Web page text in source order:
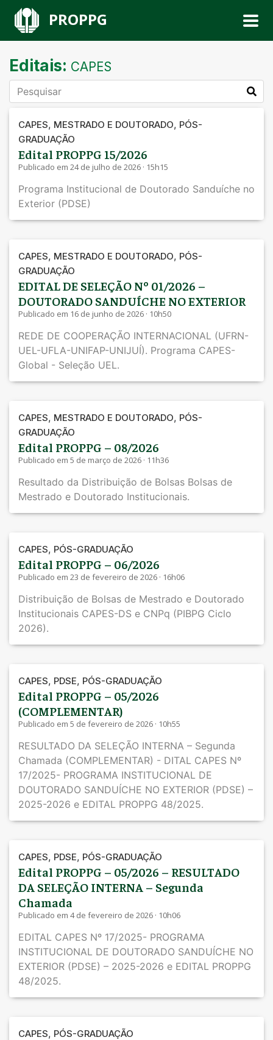
PROPPG
Editais: CAPES
CAPES, MESTRADO E DOUTORADO, PÓS-
GRADUAÇÃO
Edital PROPPG 15/2026
Publicado em 24 de julho de 2026 · 15h15
Programa Institucional de Doutorado Sanduíche no
Exterior (PDSE)
CAPES, MESTRADO E DOUTORADO, PÓS-
GRADUAÇÃO
EDITAL DE SELEÇÃO Nº 01/2026 –
DOUTORADO SANDUÍCHE NO EXTERIOR
Publicado em 16 de junho de 2026 · 10h50
REDE DE COOPERAÇÃO INTERNACIONAL (UFRN-
UEL-UFLA-UNIFAP-UNIJUÍ). Programa CAPES-
Global - Seleção UEL.
CAPES, MESTRADO E DOUTORADO, PÓS-
GRADUAÇÃO
Edital PROPPG – 08/2026
Publicado em 5 de março de 2026 · 11h36
Resultado da Distribuição de Bolsas Bolsas de
Mestrado e Doutorado Institucionais.
CAPES, PÓS-GRADUAÇÃO
Edital PROPPG – 06/2026
Publicado em 23 de fevereiro de 2026 · 16h06
Distribuição de Bolsas de Mestrado e Doutorado
Institucionais CAPES-DS e CNPq (PIBPG Ciclo
2026).
CAPES, PDSE, PÓS-GRADUAÇÃO
Edital PROPPG – 05/2026
(COMPLEMENTAR)
Publicado em 5 de fevereiro de 2026 · 10h55
RESULTADO DA SELEÇÃO INTERNA – Segunda
Chamada (COMPLEMENTAR) - DITAL CAPES Nº
17/2025- PROGRAMA INSTITUCIONAL DE
DOUTORADO SANDUÍCHE NO EXTERIOR (PDSE) –
2025-2026 e EDITAL PROPPG 48/2025.
CAPES, PDSE, PÓS-GRADUAÇÃO
Edital PROPPG – 05/2026 – RESULTADO
DA SELEÇÃO INTERNA – Segunda
Chamada
Publicado em 4 de fevereiro de 2026 · 10h06
EDITAL CAPES Nº 17/2025- PROGRAMA
INSTITUCIONAL DE DOUTORADO SANDUÍCHE NO
EXTERIOR (PDSE) – 2025-2026 e EDITAL PROPPG
48/2025.
CAPES, PÓS-GRADUAÇÃO